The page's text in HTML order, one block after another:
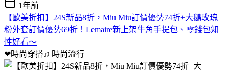
1年前
【歐美折扣】24S新品8折，Miu Miu訂價優勢74折+大鵝玫瑰
粉外套訂價優勢69折！Lemaire新上架牛角手提包、零錢包知
性好看～
❤時尚穿搭♫ 時尚流行